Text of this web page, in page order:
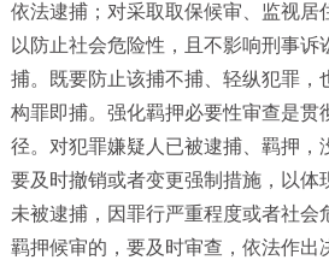
依法逮捕；对采取取保候审、监视居
以防止社会危险性，且不影响刑事诉
捕。既要防止该捕不捕、轻纵犯罪，
构罪即捕。强化羁押必要性审查是贯
径。对犯罪嫌疑人已被逮捕、羁押，
要及时撤销或者变更强制措施，以体
未被逮捕，因罪行严重程度或者社会
羁押候审的，要及时审查，依法作出